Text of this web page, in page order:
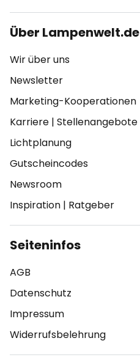
Über Lampenwelt.de
Wir über uns
Newsletter
Marketing-Kooperationen
Karriere | Stellenangebote
Lichtplanung
Gutscheincodes
Newsroom
Inspiration | Ratgeber
Seiteninfos
AGB
Datenschutz
Impressum
Widerrufsbelehrung